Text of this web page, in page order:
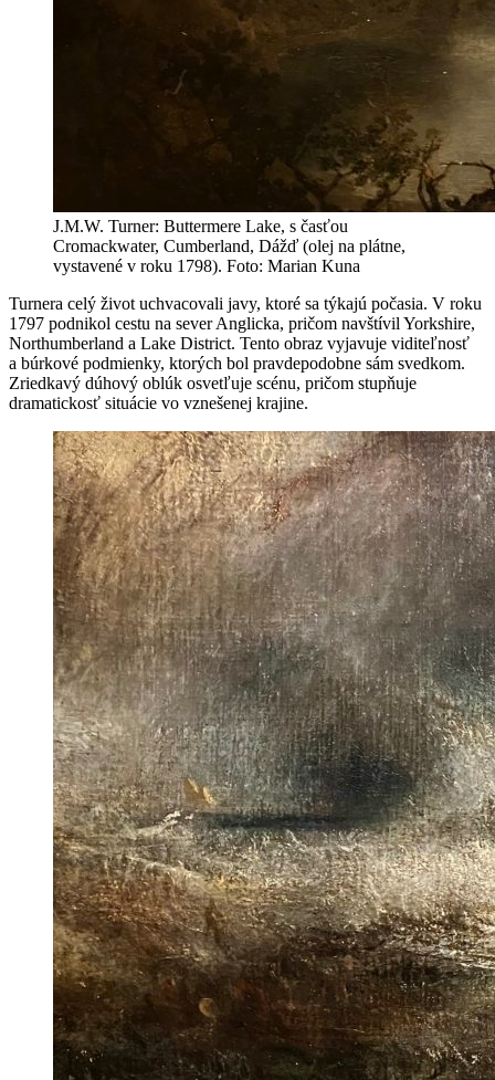
J.M.W. Turner: Buttermere Lake, s časťou
Cromackwater, Cumberland, Dážď (olej na plátne,
vystavené v roku 1798). Foto: Marian Kuna
Turnera celý život uchvacovali javy, ktoré sa týkajú počasia. V roku
1797 podnikol cestu na sever Anglicka, pričom navštívil Yorkshire,
Northumberland a Lake District. Tento obraz vyjavuje viditeľnosť
a búrkové podmienky, ktorých bol pravdepodobne sám svedkom.
Zriedkavý dúhový oblúk osvetľuje scénu, pričom stupňuje
dramatickosť situácie vo vznešenej krajine.